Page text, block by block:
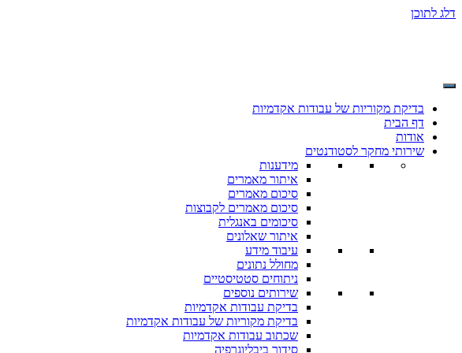
דלג לתוכן
בדיקת מקוריות של עבודות אקדמיות
דף הבית
אודות
שירותי מחקר לסטודנטים
מידענות
איתור מאמרים
סיכום מאמרים
סיכום מאמרים לקבוצות
סיכומים באנגלית
איתור שאלונים
עיבוד מידע
מחולל נתונים
ניתוחים סטטיסטיים
שירותים נוספים
בדיקת עבודות אקדמיות
בדיקת מקוריות של עבודות אקדמיות
שכתוב עבודות אקדמיות
סידור ביבליוגרפיה